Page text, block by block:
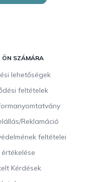
ÖN SZÁMÁRA
lehetőségek
feltételek
Reklamáció
feltételei
Kérdések